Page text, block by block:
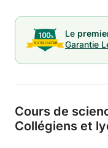
Le
Garantie
Cours de
Collégiens et